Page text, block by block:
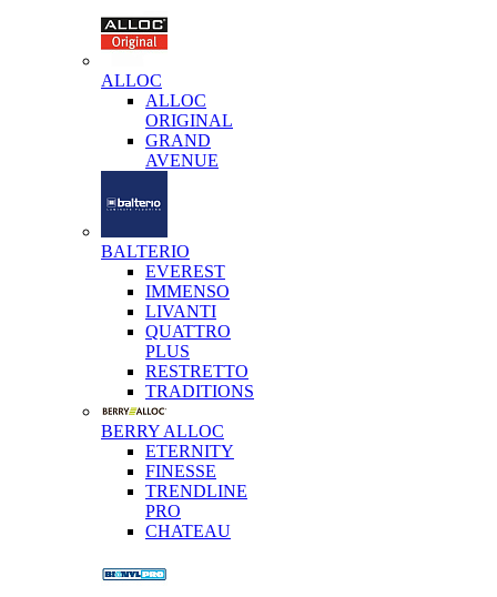
ALLOC
ALLOC
ORIGINAL
GRAND
AVENUE
BALTERIO
EVEREST
IMMENSO
LIVANTI
QUATTRO
PLUS
RESTRETTO
TRADITIONS
BERRY ALLOC
ETERNITY
FINESSE
TRENDLINE
PRO
CHATEAU